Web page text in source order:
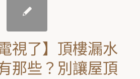
視了】頂樓漏水
那些？別讓屋頂